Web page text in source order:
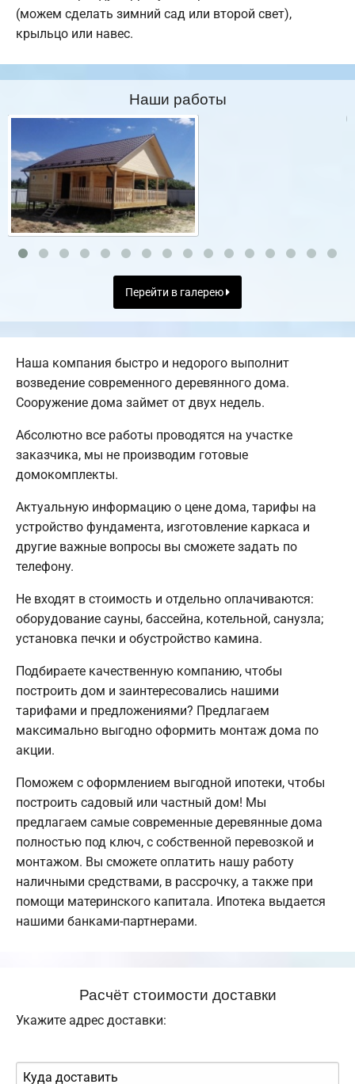
(можем сделать зимний сад или второй свет),
крыльцо или навес.
Наши работы
Перейти в галерею
Наша компания быстро и недорого выполнит
возведение современного деревянного дома.
Сооружение дома займет от двух недель.
Абсолютно все работы проводятся на участке
заказчика, мы не производим готовые
домокомплекты.
Актуальную информацию о цене дома, тарифы на
устройство фундамента, изготовление каркаса и
другие важные вопросы вы сможете задать по
телефону.
Не входят в стоимость и отдельно оплачиваются:
оборудование сауны, бассейна, котельной, санузла;
установка печки и обустройство камина.
Подбираете качественную компанию, чтобы
построить дом и заинтересовались нашими
тарифами и предложениями? Предлагаем
максимально выгодно оформить монтаж дома по
акции.
Поможем с оформлением выгодной ипотеки, чтобы
построить садовый или частный дом! Мы
предлагаем самые современные деревянные дома
полностью под ключ, с собственной перевозкой и
монтажом. Вы сможете оплатить нашу работу
наличными средствами, в рассрочку, а также при
помощи материнского капитала. Ипотека выдается
нашими банками-партнерами.
Расчёт стоимости доставки
Укажите адрес доставки: